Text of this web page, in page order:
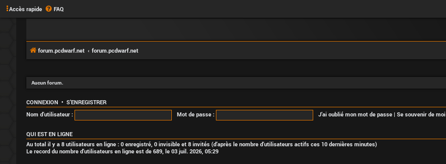
Accès rapide FAQ
forum.pcdwarf.net
forum.pcdwarf.net
Aucun forum.
CONNEXION • S’ENREGISTRER
Nom d’utilisateur : Mot de passe : J’ai oublié mon mot de passe | Se souvenir de moi
QUI EST EN LIGNE
Au total il y a 8 utilisateurs en ligne : 0 enregistré, 0 invisible et 8 invités (d’après le nombre d’utilisateurs actifs ces 10 dernières minutes)
Le record du nombre d’utilisateurs en ligne est de 689 , le 03 juil. 2026, 05:29